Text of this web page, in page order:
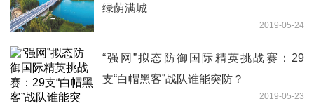
绿荫满城
2019-05-24
“强网”拟态防御国际精英挑战赛：29
支“白帽黑客”战队谁能突防？
2019-05-23